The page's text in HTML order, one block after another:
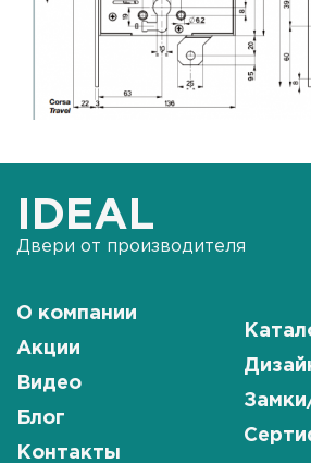
IDEAL
Двери от производителя
О компании
Акции
Видео
Блог
Контакты